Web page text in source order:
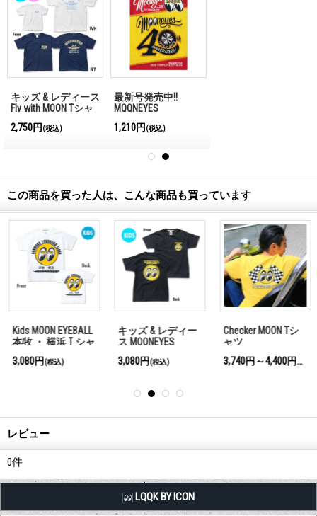
キッズ & レディース
Fly with MOON Tシャ
2,750円 (税込)
最新号発売中!!
MQQNEYES
Magazine No.28 2026
1,210円 (税込)
この商品を買った人は、こんな商品も買っています
Kids MOON EYEBALL
本牧 ・ 横浜 T シャ
3,080円(税込)
キッズ & レディー
ス MOONEYES
ャツ
3,080円(税込)
Checker MOON Tシ
ャツ
3,740円～4,400円
(税込)
レビュー
0件
LQQK BY ICON